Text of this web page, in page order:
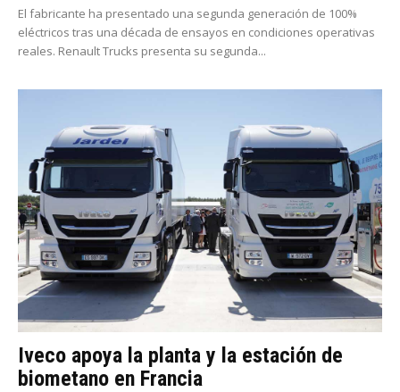
El fabricante ha presentado una segunda generación de 100%
eléctricos tras una década de ensayos en condiciones operativas
reales. Renault Trucks presenta su segunda...
Iveco apoya la planta y la estación de
biometano en Francia